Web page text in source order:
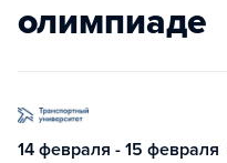
олимпиаде
14 февраля - 15 февраля